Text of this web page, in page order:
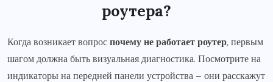
роутера?
Когда возникает вопроспочему не работает роутер, первым
шагом должна быть визуальная диагностика. Посмотрите на
индикаторы на передней панели устройства – они расскажут